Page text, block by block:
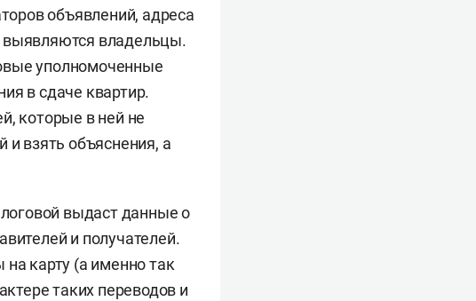
объявлений, адреса
выявляются владельцы.
уполномоченные
в сдаче квартир.
которые в ней не
и взять объяснения, а
выдаст данные о
и получателей.
карту (а именно так
таких переводов и